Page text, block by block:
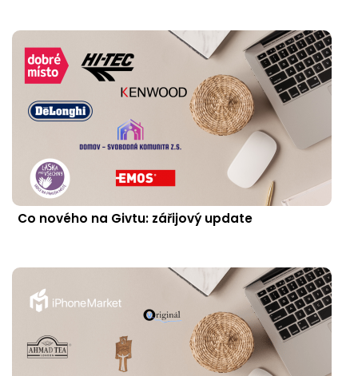
Co nového na Givtu: zářijový update